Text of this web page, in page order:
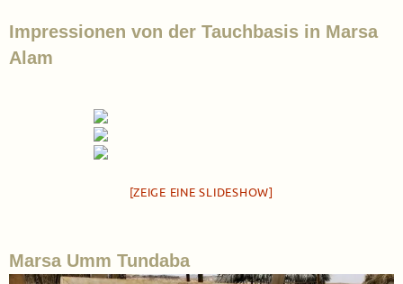
Impressionen von der Tauchbasis in Marsa
Alam
[ZEIGE EINE SLIDESHOW]
Marsa Umm Tundaba